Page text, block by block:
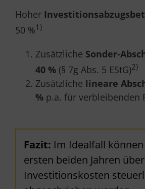
Hoher
50 %1)
Zusätzliche Sonder-
40 %(§ 7g Abs. 5 EStG)2)
Zusätzliche lineare
%p.a. für verbleibenden
Fazit: Im Idealfall
ersten beiden Jahren
Investitionskosten